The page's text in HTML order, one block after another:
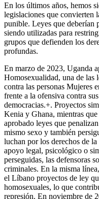
En los últimos años, hemos
legislaciones que convierten
punible. Leyes que deberían
siendo utilizadas para
grupos que defienden los
profundas.
En marzo de 2023, Uganda
Homosexualidad, una de las
contra las personas Mujeres
frente a la ofensiva contra
democracias.+. Proyectos
Kenia y Ghana, mientras
aprobado leyes que
mismo sexo y también
luchan por los derechos de
apoyo legal, psicológico o
perseguidas, las defensoras
criminales. En la misma
el Líbano proyectos de ley
homosexuales, lo que
represión. En noviembre de